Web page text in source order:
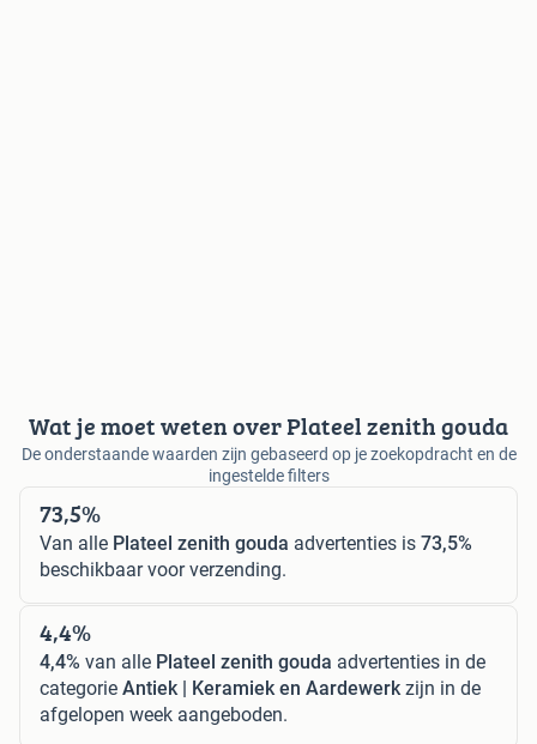
Wat je moet weten over Plateel zenith gouda
De onderstaande waarden zijn gebaseerd op je zoekopdracht en de
ingestelde filters
73,5%
Van alle Plateel zenith gouda advertenties is 73,5%
beschikbaar voor verzending.
4,4%
4,4% van alle Plateel zenith gouda advertenties in de
categorie Antiek | Keramiek en Aardewerk zijn in de
afgelopen week aangeboden.